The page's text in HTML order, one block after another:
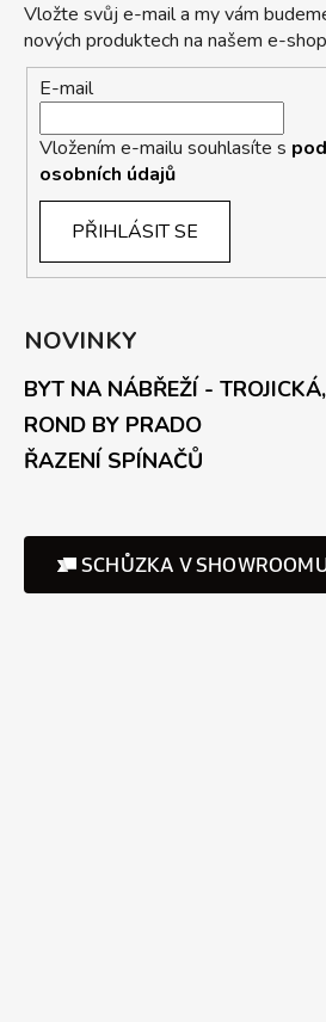
Vložte svůj e-mail a my vám
nových produktech na našem e-
E-mail
Vložením e-mailu souhlasíte s
osobních údajů
PŘIHLÁSIT SE
NOVINKY
BYT NA NÁBŘEŽÍ -
ROND BY PRADO
ŘAZENÍ SPÍNAČŮ
SCHŮZKA V